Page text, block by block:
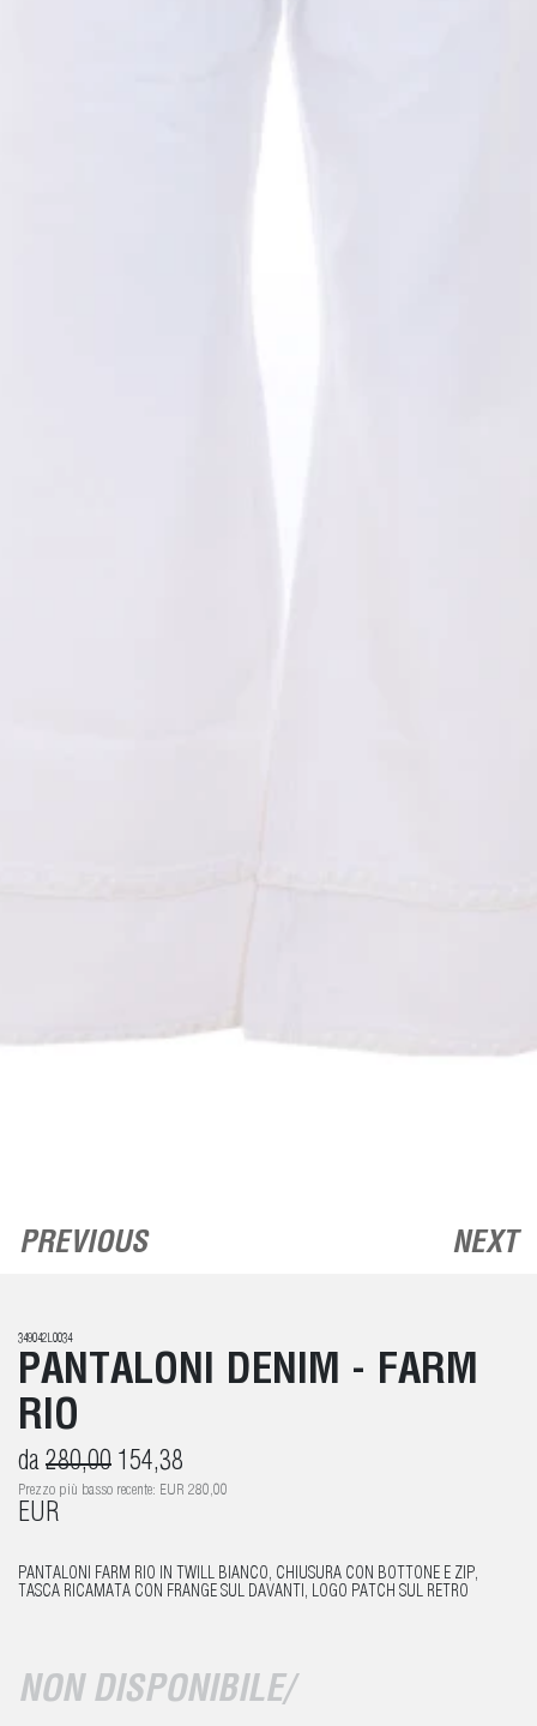
PREVIOUS NEXT
349042L0034
PANTALONI DENIM - FARM
RIO
da 280,00 154,38
Prezzo più basso recente: EUR 280,00
EUR
PANTALONI FARM RIO IN TWILL BIANCO, CHIUSURA CON BOTTONE E ZIP,
TASCA RICAMATA CON FRANGE SUL DAVANTI, LOGO PATCH SUL RETRO
NON DISPONIBILE/